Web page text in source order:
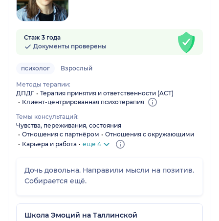
Стаж 3 года
Документы проверены
психолог Взрослый
Методы терапии:
ДПДГ
Терапия принятия и ответственности (ACT)
Клиент-центрированная психотерапия
Темы консультаций:
Чувства, переживания, состояния
Отношения с партнёром
Отношения с окружающими
Карьера и работа
еще 4
Дочь довольна. Направили мысли на позитив.
Собирается ещё.
Школа Эмоций на Таллинской